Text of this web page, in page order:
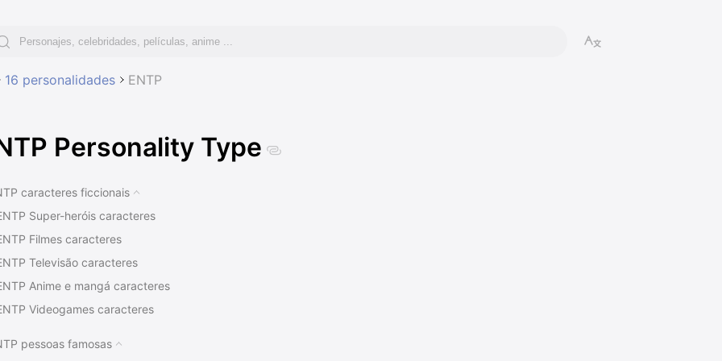
16 personalidades ENTP
Personality Type
caracteres ficcionais
Super-heróis caracteres
Filmes caracteres
Televisão caracteres
Anime e mangá caracteres
Videogames caracteres
pessoas famosas